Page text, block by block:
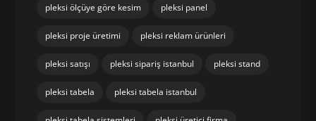
pleksi ölçüye göre kesim pleksi panel
pleksi proje üretimi pleksi reklam ürünleri
pleksi satışı pleksi sipariş istanbul pleksi stand
pleksi tabela pleksi tabela istanbul